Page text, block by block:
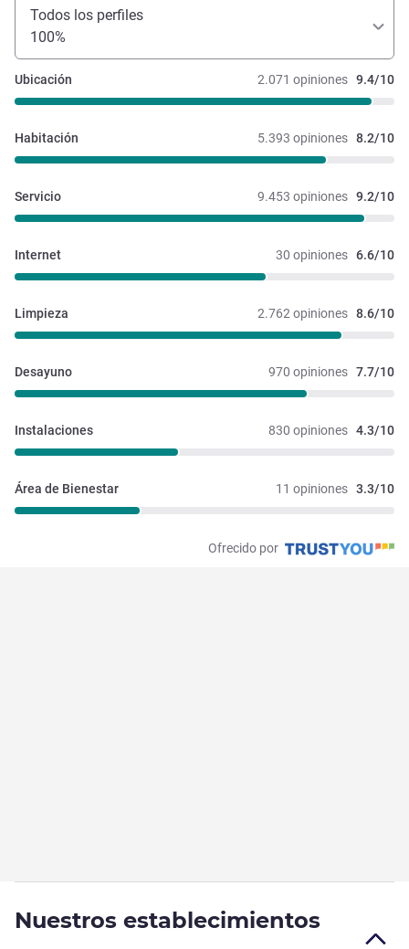
Todos los perfiles
100%
2.071 opiniones 9.4/10
Ubicación
5.393 opiniones 8.2/10
Habitación
9.453 opiniones 9.2/10
Servicio
30 opiniones 6.6/10
Internet
2.762 opiniones 8.6/10
Limpieza
970 opiniones 7.7/10
Desayuno
830 opiniones 4.3/10
Instalaciones
11 opiniones 3.3/10
Área de Bienestar
Ofrecido por
Nuestros establecimientos